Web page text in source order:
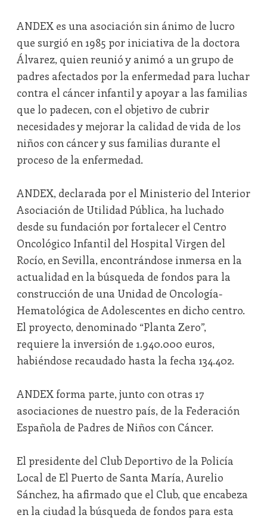
ANDEX es una asociación sin ánimo de lucro
que surgió en 1985 por iniciativa de la doctora
Álvarez, quien reunió y animó a un grupo de
padres afectados por la enfermedad para luchar
contra el cáncer infantil y apoyar a las familias
que lo padecen, con el objetivo de cubrir
necesidades y mejorar la calidad de vida de los
niños con cáncer y sus familias durante el
proceso de la enfermedad.
ANDEX, declarada por el Ministerio del Interior
Asociación de Utilidad Pública, ha luchado
desde su fundación por fortalecer el Centro
Oncológico Infantil del Hospital Virgen del
Rocío, en Sevilla, encontrándose inmersa en la
actualidad en la búsqueda de fondos para la
construcción de una Unidad de Oncología-
Hematológica de Adolescentes en dicho centro.
El proyecto, denominado “Planta Zero”,
requiere la inversión de 1.940.000 euros,
habiéndose recaudado hasta la fecha 134.402.
ANDEX forma parte, junto con otras 17
asociaciones de nuestro país, de la Federación
Española de Padres de Niños con Cáncer.
El presidente del Club Deportivo de la Policía
Local de El Puerto de Santa María, Aurelio
Sánchez, ha afirmado que el Club, que encabeza
en la ciudad la búsqueda de fondos para esta